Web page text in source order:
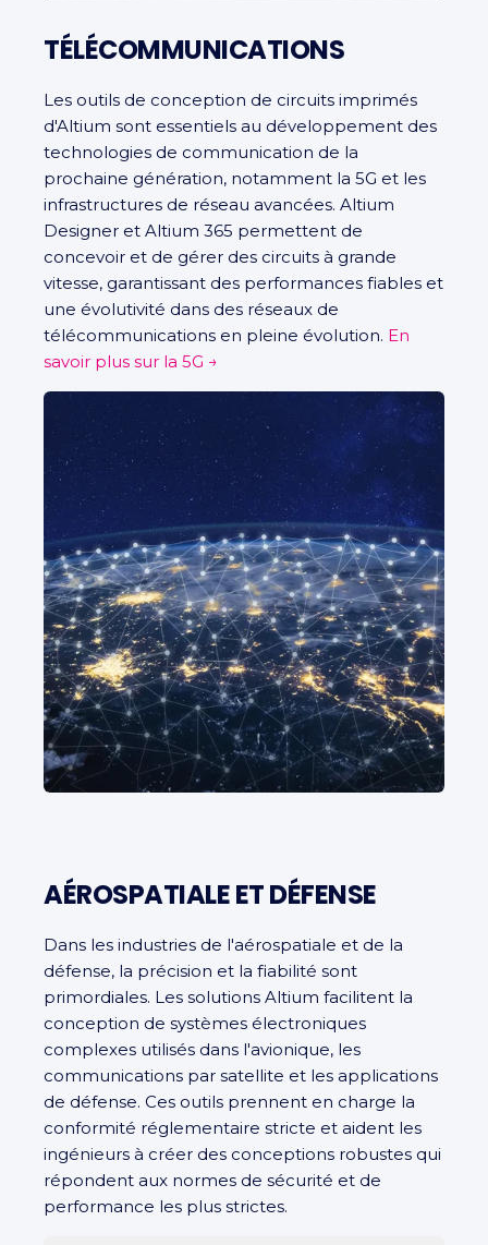
TÉLÉCOMMUNICATIONS
Les outils de conception de circuits imprimés
d'Altium sont essentiels au développement des
technologies de communication de la
prochaine génération, notamment la 5G et les
infrastructures de réseau avancées. Altium
Designer et Altium 365 permettent de
concevoir et de gérer des circuits à grande
vitesse, garantissant des performances fiables et
une évolutivité dans des réseaux de
télécommunications en pleine évolution. En
savoir plus sur la 5G →
AÉROSPATIALE ET DÉFENSE
Dans les industries de l'aérospatiale et de la
défense, la précision et la fiabilité sont
primordiales. Les solutions Altium facilitent la
conception de systèmes électroniques
complexes utilisés dans l'avionique, les
communications par satellite et les applications
de défense. Ces outils prennent en charge la
conformité réglementaire stricte et aident les
ingénieurs à créer des conceptions robustes qui
répondent aux normes de sécurité et de
performance les plus strictes.